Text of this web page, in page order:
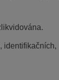
identifikačních,